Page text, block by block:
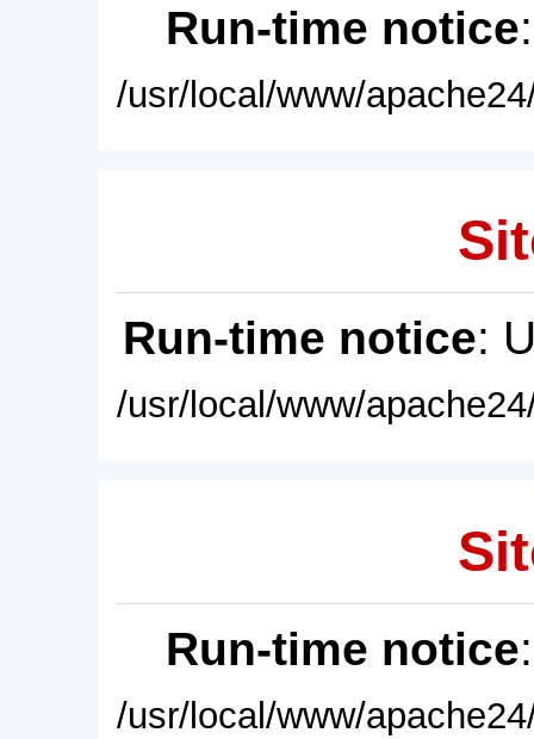
Run-time notice
/usr/local/www/
Run-time notice:
/usr/local/www/
Run-time notice
/usr/local/www/